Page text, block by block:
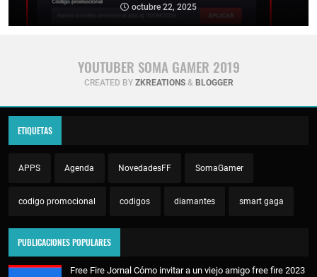
octubre 22, 2025
YOUTUBER SOMA GAMER 2019
CREATED BY ZKREATIONS& BLOGGER
ETIQUETAS
APPS Agenda NovedadesFF SomaGamer
codigo promocional codigos diamantes smart gaga
PUBLICACIONES POPULARES
Free Fire Jornal Cómo invitar a un viejo amigo free fire 2023